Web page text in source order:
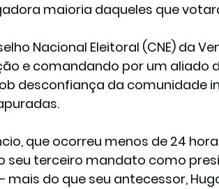
maioria daqueles que
Nacional Eleitoral (CNE) da
e comandando por um aliado
desconfiança da comunidade
que ocorreu menos de 24
seu terceiro mandato como
mais do que seu antecessor,